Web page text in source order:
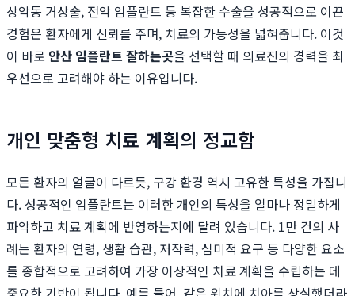
상악동 거상술, 전악 임플란트 등 복잡한 수술을 성공적으로 이끈
경험은 환자에게 신뢰를 주며, 치료의 가능성을 넓혀줍니다. 이것
이 바로 안산 임플란트 잘하는곳을 선택할 때 의료진의 경력을 최
우선으로 고려해야 하는 이유입니다.
개인 맞춤형 치료 계획의 정교함
모든 환자의 얼굴이 다르듯, 구강 환경 역시 고유한 특성을 가집니
다. 성공적인 임플란트는 이러한 개인의 특성을 얼마나 정밀하게
파악하고 치료 계획에 반영하는지에 달려 있습니다. 1만 건의 사
례는 환자의 연령, 생활 습관, 저작력, 심미적 요구 등 다양한 요소
를 종합적으로 고려하여 가장 이상적인 치료 계획을 수립하는 데